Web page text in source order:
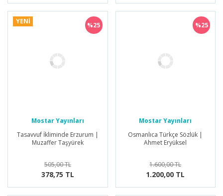
YENİ %25
Mostar Yayınları
Tasavvuf İkliminde Erzurum |
Muzaffer Taşyürek
505,00 TL
378,75 TL
%25
Mostar Yayınları
Osmanlıca Türkçe Sözlük |
Ahmet Eryüksel
1.600,00 TL
1.200,00 TL